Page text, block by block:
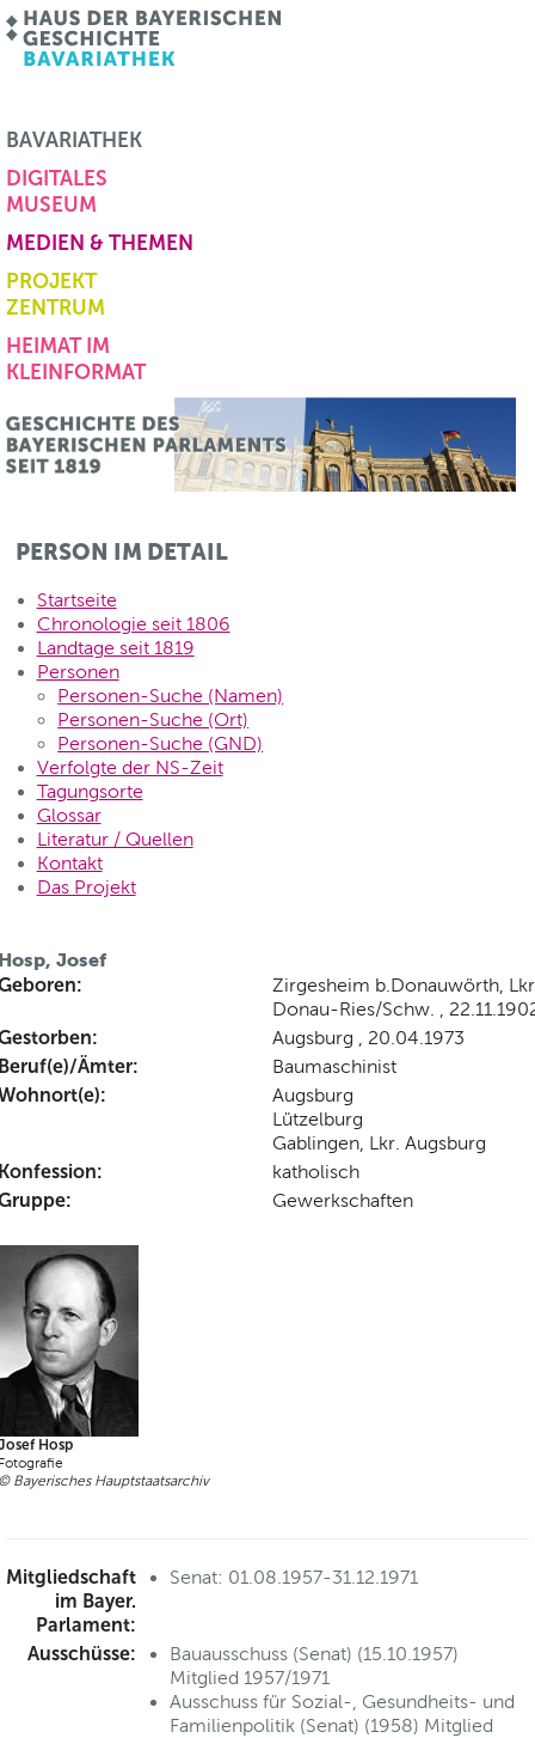
BAVARIATHEK
DIGITALES
MUSEUM
MEDIEN & THEMEN
PROJEKT
ZENTRUM
HEIMAT IM
KLEINFORMAT
PERSON IM DETAIL
Startseite
Chronologie seit 1806
Landtage seit 1819
Personen
Personen-Suche (Namen)
Personen-Suche (Ort)
Personen-Suche (GND)
Verfolgte der NS-Zeit
Tagungsorte
Glossar
Literatur / Quellen
Kontakt
Das Projekt
Josef
Zirgesheim b.Donauwörth,
Donau-Ries/Schw. ,
Augsburg , 20.04.1973
Ämter: Baumaschinist
Augsburg
Lützelburg
Gablingen, Lkr. Augsburg
katholisch
Gewerkschaften
Hosp
Bayerisches Hauptstaatsarchiv
Mitgliedschaft
im Bayer.
Parlament:
Senat: 01.08.1957-31.12.1971
Ausschüsse:
Bauausschuss (Senat) (15.10.1957)
Mitglied 1957/1971
Ausschuss für Sozial-, Gesundheits- und
Familienpolitik (Senat) (1958) Mitglied